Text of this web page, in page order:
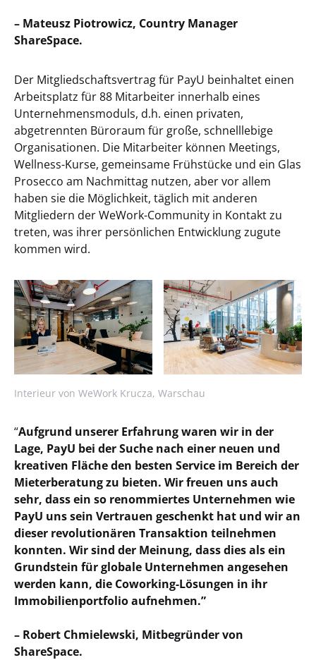
– Mateusz Piotrowicz, Country Manager
ShareSpace.
Der Mitgliedschaftsvertrag für PayU beinhaltet einen
Arbeitsplatz für 88 Mitarbeiter innerhalb eines
Unternehmensmoduls, d.h. einen privaten,
abgetrennten Büroraum für große, schnelllebige
Organisationen. Die Mitarbeiter können Meetings,
Wellness-Kurse, gemeinsame Frühstücke und ein Glas
Prosecco am Nachmittag nutzen, aber vor allem
haben sie die Möglichkeit, täglich mit anderen
Mitgliedern der WeWork-Community in Kontakt zu
treten, was ihrer persönlichen Entwicklung zugute
kommen wird.
Interieur von WeWork Krucza, Warschau
“Aufgrund unserer Erfahrung waren wir in der
Lage, PayU bei der Suche nach einer neuen und
kreativen Fläche den besten Service im Bereich der
Mieterberatung zu bieten. Wir freuen uns auch
sehr, dass ein so renommiertes Unternehmen wie
PayU uns sein Vertrauen geschenkt hat und wir an
dieser revolutionären Transaktion teilnehmen
konnten. Wir sind der Meinung, dass dies als ein
Grundstein für globale Unternehmen angesehen
werden kann, die Coworking-Lösungen in ihr
Immobilienportfolio aufnehmen.”
– Robert Chmielewski, Mitbegründer von
ShareSpace.